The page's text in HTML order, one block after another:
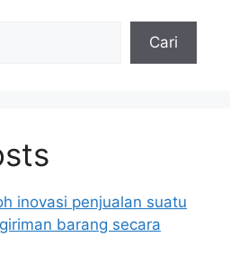
Cari
inovasi penjualan suatu
barang secara